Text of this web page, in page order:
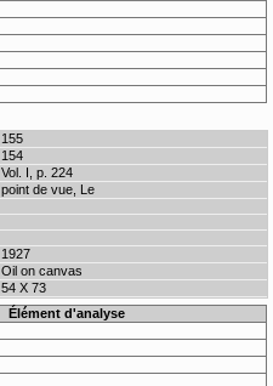
155
154
Vol. I, p. 224
point de vue, Le
1927
Oil on canvas
54 X 73
Élément d'analyse